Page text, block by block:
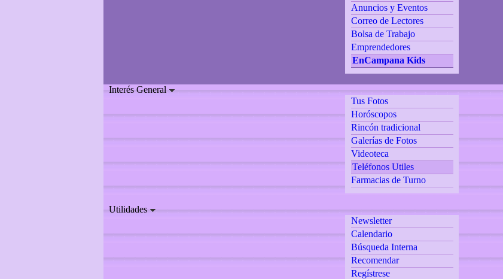
Anuncios y Eventos
Correo de Lectores
Bolsa de Trabajo
Emprendedores
EnCampana Kids
Interés General
Tus Fotos
Horóscopos
Rincón tradicional
Galerías de Fotos
Videoteca
Teléfonos Utiles
Farmacias de Turno
Utilidades
Newsletter
Calendario
Búsqueda Interna
Recomendar
Regístrese